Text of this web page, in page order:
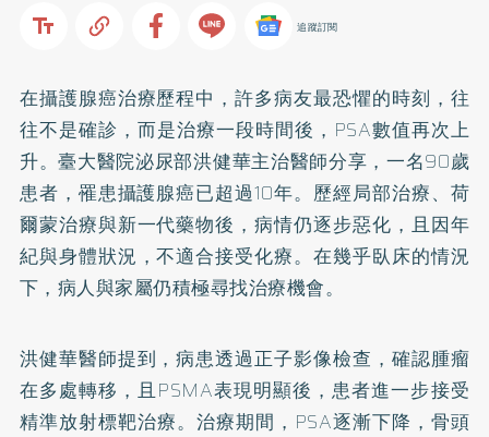
追蹤訂閱
在攝護腺癌治療歷程中，許多病友最恐懼的時刻，往
往不是確診，而是治療一段時間後，PSA數值再次上
升。臺大醫院泌尿部洪健華主治醫師分享，一名90歲
患者，罹患攝護腺癌已超過10年。歷經局部治療、荷
爾蒙治療與新一代藥物後，病情仍逐步惡化，且因年
紀與身體狀況，不適合接受化療。在幾乎臥床的情況
下，病人與家屬仍積極尋找治療機會。
洪健華醫師提到，病患透過正子影像檢查，確認腫瘤
在多處轉移，且PSMA表現明顯後，患者進一步接受
精準放射標靶治療。治療期間，PSA逐漸下降，骨頭